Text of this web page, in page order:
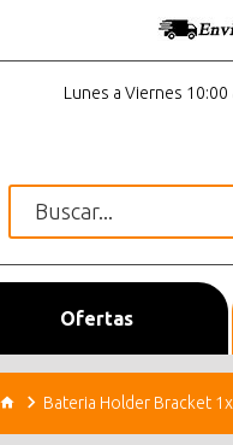
Lunes a Viernes 10:00
Ofertas
Bateria Holder Bracket